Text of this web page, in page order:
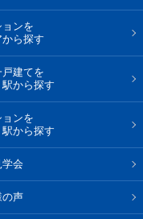
ョンを
から探す
建てを
駅から探す
ョンを
駅から探す
学会
の声